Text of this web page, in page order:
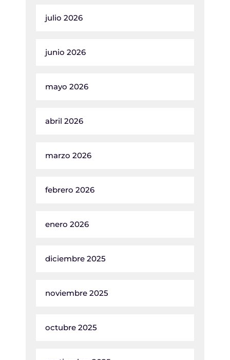
julio 2026
junio 2026
mayo 2026
abril 2026
marzo 2026
febrero 2026
enero 2026
diciembre 2025
noviembre 2025
octubre 2025